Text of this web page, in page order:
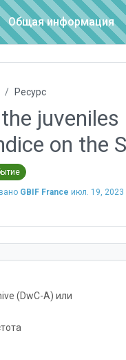
Общая информация
Ресурс
on the
GBIF France июл. 19, 2023
(DwC-A) или